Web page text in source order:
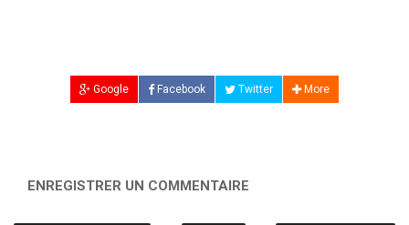
Google Facebook Twitter More
ENREGISTRER UN COMMENTAIRE